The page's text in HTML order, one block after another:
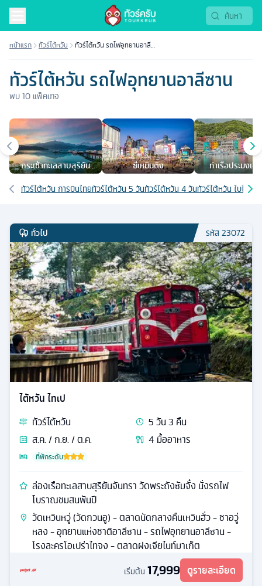
หน้าแรก ทัวร์ไต้หวัน
ทัวร์ไต้หวัน รถไฟอุทยานอาลี
ทัวร์ไต้หวัน รถไฟอุทยานอาลีซาน
พบ10 แพ็คเกจ
เมืองยอดนิยม
กระเช้าทะเลสาบสุริยัน
จันทรา
ซีเหมินติง ท่าเรือประมงเจิ้
เส้นทางที่เกี่ยวข้อง
ทัวร์ไต้หวัน การบินไทยทัวร์ไต้หวัน 5 วันทัวร์ไต้หวัน 4 วันทัวร์ไต้หวัน ใบไม้เป
ทั่วไป รหัส23072
ไต้หวัน ไทเป
ทัวร์ไต้หวัน 5วัน3 คืน
ส.ค. / ก.ย. / ต.ค.
4 มื้ออาหาร
ที่พักระดับ
ล่องเรือทะเลสาบสุริยันจันทรา วัดพระถังซัมจั๋ง นั่งรถไฟ
โบราณชมสนพันปี
วัดเหวินหวู่ (วัดกวนอู) - ตลาดนัดกลางคืนเหวินฮั่ว - ชาอวู่
หลง - อุทยานแห่งชาติอาลีซาน - รถไฟอุทยานอาลีซาน -
โรงละครโอเปร่าไทจง - ตลาดฝงเจียไนท์มาเก็ต
เริ่มต้น 17,999 ดูรายละเอียด